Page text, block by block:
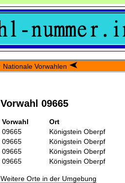
Nationale Vorwahlen
Vorwahl 09665
Vorwahl
Ort
09665
Königstein Oberpf
09665
Königstein Oberpf
09665
Königstein Oberpf
09665
Königstein Oberpf
Weitere Orte in der Umgebung